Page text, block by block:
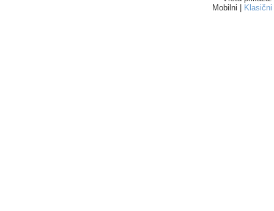
Mobilni |
Klasični